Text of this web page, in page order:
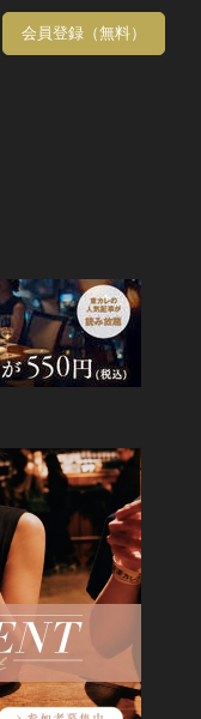
会員登録（無料）